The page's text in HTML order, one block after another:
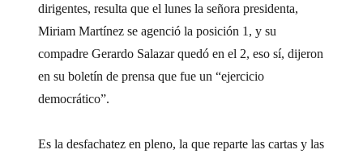
dirigentes, resulta que el lunes la señora presidenta,
Miriam Martínez se agenció la posición 1, y su
compadre Gerardo Salazar quedó en el 2, eso sí, dijeron
en su boletín de prensa que fue un “ejercicio
democrático”.
Es la desfachatez en pleno, la que reparte las cartas y las